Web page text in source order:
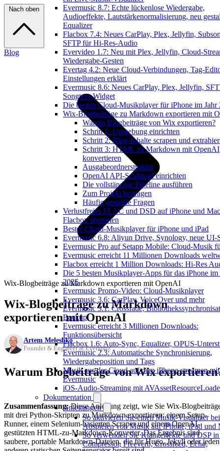
Evermusic 8.7: Echte lückenlose Wiedergabe,
Audioeffekte, Lautstärkenormalisierung, neu
Equalizer
Flacbox 7.4: Neues CarPlay, Plex, Jellyfin,
SFTP für Hi-Res-Audio
Evervideo 1.7: Neu mit Plex, Jellyfin, Cloud-
Wiedergabe-Gesten
Evertag 4.2: Neue Cloud-Verbindungen, Tag-
Einstellungen erklärt
Evermusic 8.6: Neues CarPlay, Plex, Jellyfin,
Songtext-Widget
Die besten Cloud-Musikplayer für iPhone im Jahr
Wix-Blogbeiträge zu Markdown exportieren mit
Warum Blogbeiträge von Wix exportieren?
Schritt 1: Umgebung einrichten
Schritt 2: Blog-Inhalte scrapen und
Schritt 3: HTML zu Markdown mit OpenAI
konvertieren
Ausgabeordnerstruktur
OpenAI API-Schlüssel einrichten
Die vollständige Pipeline ausführen
Zum Projekt beitragen
Häufig gestellte Fragen
Verlustfreies FLAC und DSD auf iPhone und
Flacbox abspielen
Bester Cloud-Musikplayer für iPhone und iPad
Evermusic 6.8: Aliyun Drive, Synology, neue UI-
Evermusic Pro auf Setapp Mobile: Cloud-Musik
Evermusic erreicht 11 Millionen Downloads
Flacbox erreicht 1 Million Downloads: Hi-Res
Die 5 besten Musikplayer-Apps für das iPhone im
2025
Evermusic Promo-Video: Cloud-Musikplayer
Evermusic 3.6: CarPlay, VoiceOver und mehr
Evermusic 3.1: Crossfade,
Backup
Evermusic erreicht 3 Millionen Downloads:
Funktionsübersicht
Flacbox 1.6: Auto-Sync, Equalizer, OPUS-
Evermusic 2.3: Automatische Synchronisierung,
Wiedergabeposition und Tags
Musik aus der Cloud auf dem iPhone streamen mit
Evermusic
iOS-Audio-Streaming mit
Dokumentation
Anleitungen
So aktivieren Sie einen Musik-Visualizer
Abspielen von Musik auf iPhone, iPad und
So verwenden Sie Klangeffekte und DSP
Compressor, Freeverb, Crossfeed, Echo,
Nach oben
Blog
Wix-Blogbeiträge zu Markdown exportieren mit OpenAI
Wix-Blogbeiträge zu Markdown
exportieren mit OpenAI
Artem Meleshko
Founder & Engineer at Everappz
Warum Blogbeiträge von Wix
Zusammenfassung:Diese Anleitung zeigt, wie Sie Wix-
mit drei Python-Skripten zu Markdown exportieren: einem Setup-
Runner, einem Selenium-basierten Scraper und einem OpenAI-
gestützten HTML-zu-Markdown-Konverter. Das Ergebnis sind
saubere, portable Markdown-Dateien, die für Hugo, Jekyll oder jeden